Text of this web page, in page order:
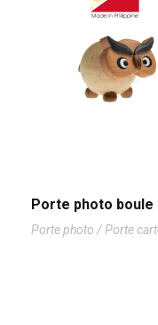
Porte photo boule
Porte photo / Porte